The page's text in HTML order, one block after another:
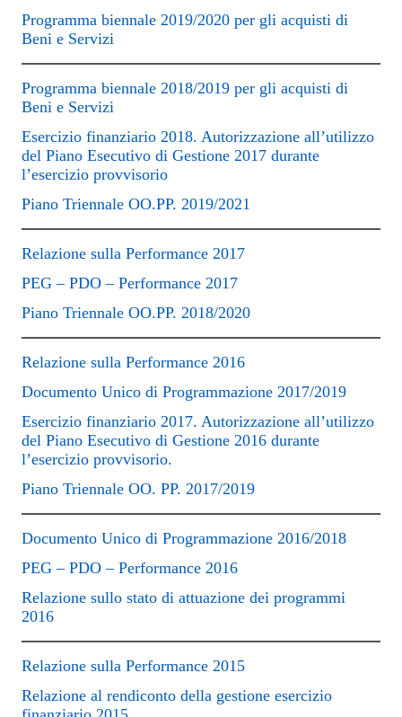
Programma biennale 2019/2020 per gli acquisti di
Beni e Servizi
Programma biennale 2018/2019 per gli acquisti di
Beni e Servizi
Esercizio finanziario 2018. Autorizzazione all’utilizzo
del Piano Esecutivo di Gestione 2017 durante
l’esercizio provvisorio
Piano Triennale OO.PP. 2019/2021
Relazione sulla Performance 2017
PEG – PDO – Performance 2017
Piano Triennale OO.PP. 2018/2020
Relazione sulla Performance 2016
Documento Unico di Programmazione 2017/2019
Esercizio finanziario 2017. Autorizzazione all’utilizzo
del Piano Esecutivo di Gestione 2016 durante
l’esercizio provvisorio.
Piano Triennale OO. PP. 2017/2019
Documento Unico di Programmazione 2016/2018
PEG – PDO – Performance 2016
Relazione sullo stato di attuazione dei programmi
2016
Relazione sulla Performance 2015
Relazione al rendiconto della gestione esercizio